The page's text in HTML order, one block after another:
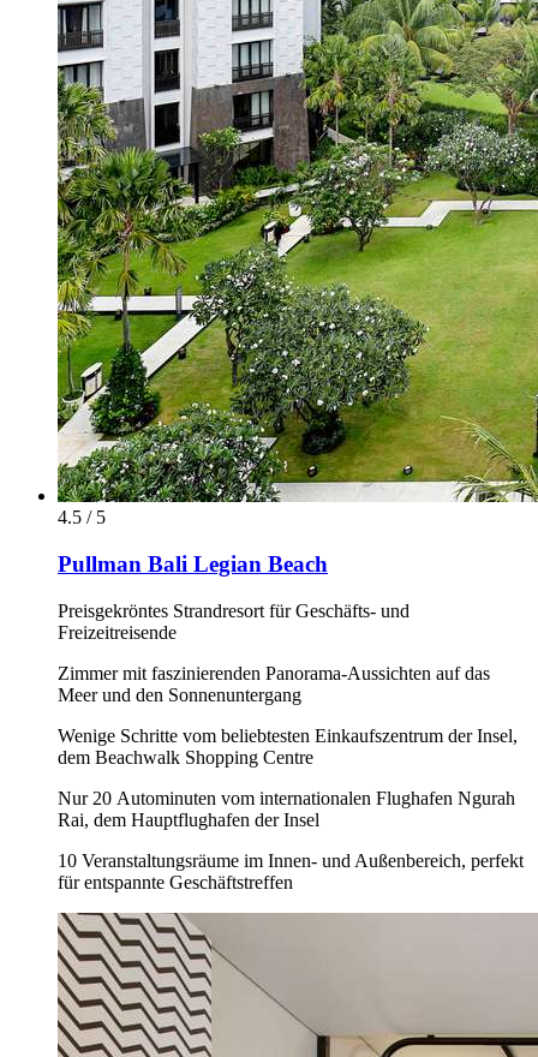
4.5 / 5
Pullman Bali Legian Beach
Preisgekröntes Strandresort für Geschäfts- und
Freizeitreisende
Zimmer mit faszinierenden Panorama-Aussichten auf das
Meer und den Sonnenuntergang
Wenige Schritte vom beliebtesten Einkaufszentrum der Insel,
dem Beachwalk Shopping Centre
Nur 20 Autominuten vom internationalen Flughafen Ngurah
Rai, dem Hauptflughafen der Insel
10 Veranstaltungsräume im Innen- und Außenbereich, perfekt
für entspannte Geschäftstreffen